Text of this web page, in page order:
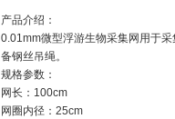
产品介绍：
0.01mm微型浮游生物采集网用于
备钢丝吊绳。
规格参数：
网长：100cm
网圈内径：25cm